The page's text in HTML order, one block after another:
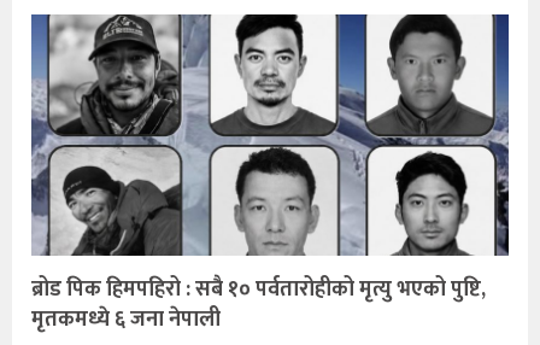
ब्रोड पिक हिमपहिरो : सबै १० पर्वतारोहीको मृत्यु भएको पुष्टि,
मृतकमध्ये ६ जना नेपाली